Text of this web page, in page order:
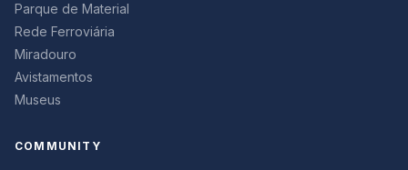
Parque de Material
Rede Ferroviária
Miradouro
Avistamentos
Museus
COMMUNITY